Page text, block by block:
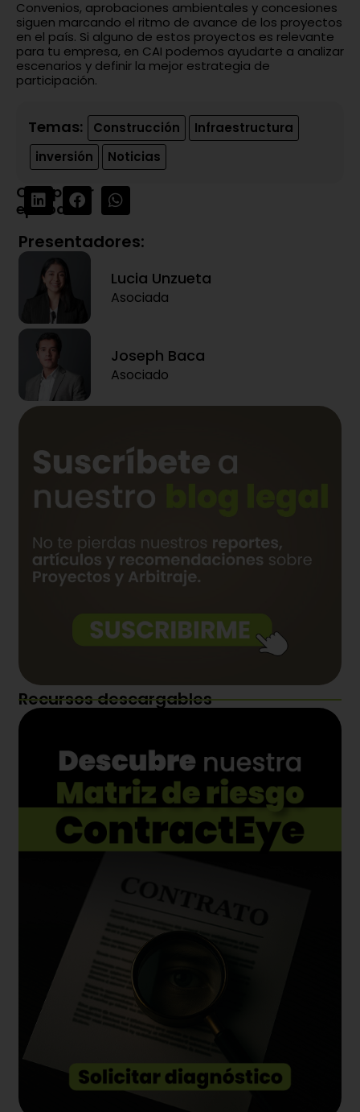
Convenios, aprobaciones ambientales y concesiones
siguen marcando el ritmo de avance de los proyectos
en el país. Si alguno de estos proyectos es relevante
para tu empresa, en CAI podemos ayudarte a analizar
escenarios y definir la mejor estrategia de
participación.
Temas: Construcción
Infraestructura
inversión
Noticias
Compartir
episodio:
Presentadores:
Lucia Unzueta
Asociada
Joseph Baca
Asociado
Recursos descargables